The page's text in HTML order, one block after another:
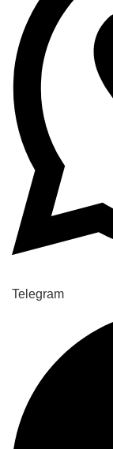
Telegram